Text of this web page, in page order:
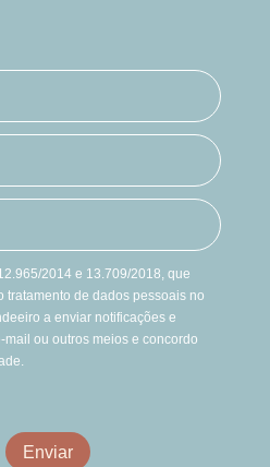
2014 e 13.709/2018, que
tratamento de dados pessoais no
a enviar notificações e
ou outros meios e concordo
Enviar